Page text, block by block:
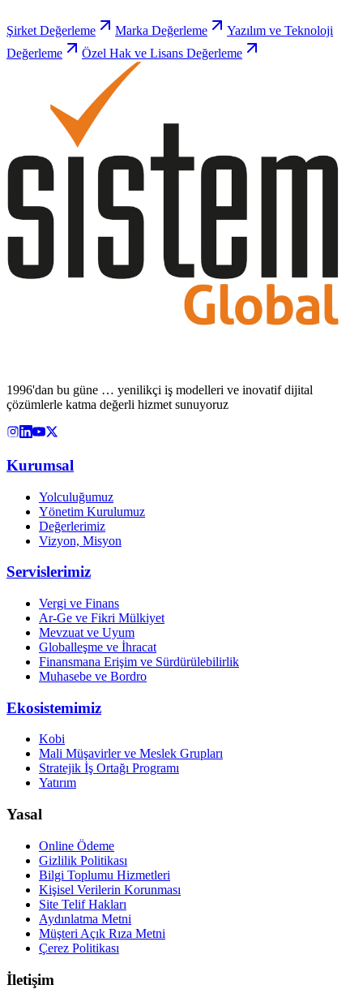
Şirket Değerleme Marka Değerleme
Yazılım ve Teknoloji
Değerleme
Özel Hak ve Lisans Değerleme
1996'dan bu güne … yenilikçi iş modelleri ve inovatif dijital
çözümlerle katma değerli hizmet sunuyoruz
Kurumsal
Yolculuğumuz
Yönetim Kurulumuz
Değerlerimiz
Vizyon, Misyon
Servislerimiz
Vergi ve Finans
Ar-Ge ve Fikri Mülkiyet
Mevzuat ve Uyum
Globalleşme ve İhracat
Finansmana Erişim ve Sürdürülebilirlik
Muhasebe ve Bordro
Ekosistemimiz
Kobi
Mali Müşavirler ve Meslek Grupları
Stratejik İş Ortağı Programı
Yatırım
Yasal
Online Ödeme
Gizlilik Politikası
Bilgi Toplumu Hizmetleri
Kişisel Verilerin Korunması
Site Telif Hakları
Aydınlatma Metni
Müşteri Açık Rıza Metni
Çerez Politikası
İletişim